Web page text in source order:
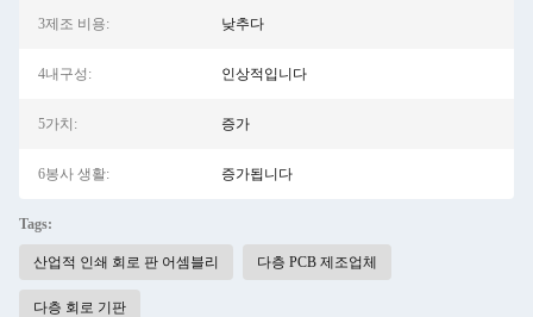
3제조 비용: 낮추다
4내구성: 인상적입니다
5가치: 증가
6봉사 생활: 증가됩니다
Tags:
산업적 인쇄 회로 판 어셈블리 다층 PCB 제조업체
다층 회로 기판